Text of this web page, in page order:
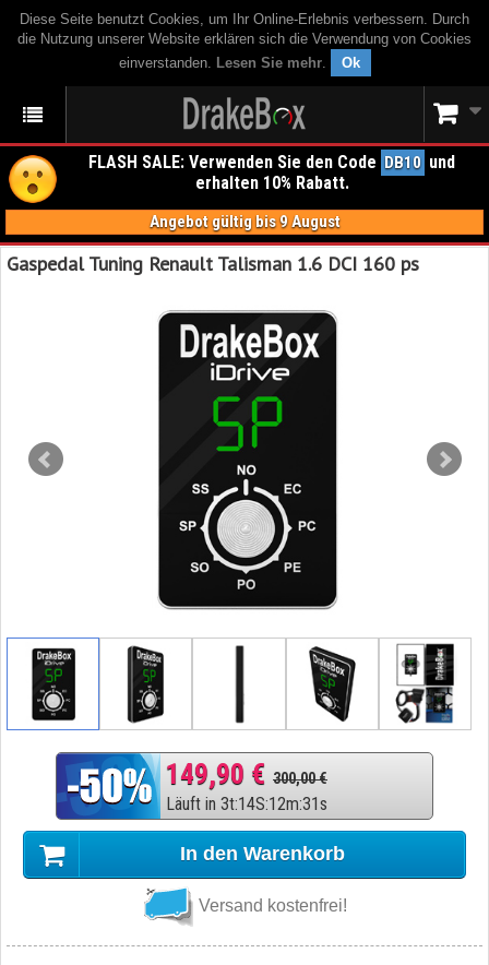
Diese Seite benutzt Cookies, um Ihr Online-Erlebnis verbessern. Durch
die Nutzung unserer Website erklären sich die Verwendung von Cookies
einverstanden. Lesen Sie mehr. Ok
FLASH SALE: Verwenden Sie den Code DB10 und
erhalten 10% Rabatt.
Angebot gültig bis 9 August
Gaspedal Tuning Renault Talisman 1.6 DCI 160 ps
149,90 € 300,00 €
Läuft in 3t:14S:12m:30s
In den Warenkorb
Versand kostenfrei!